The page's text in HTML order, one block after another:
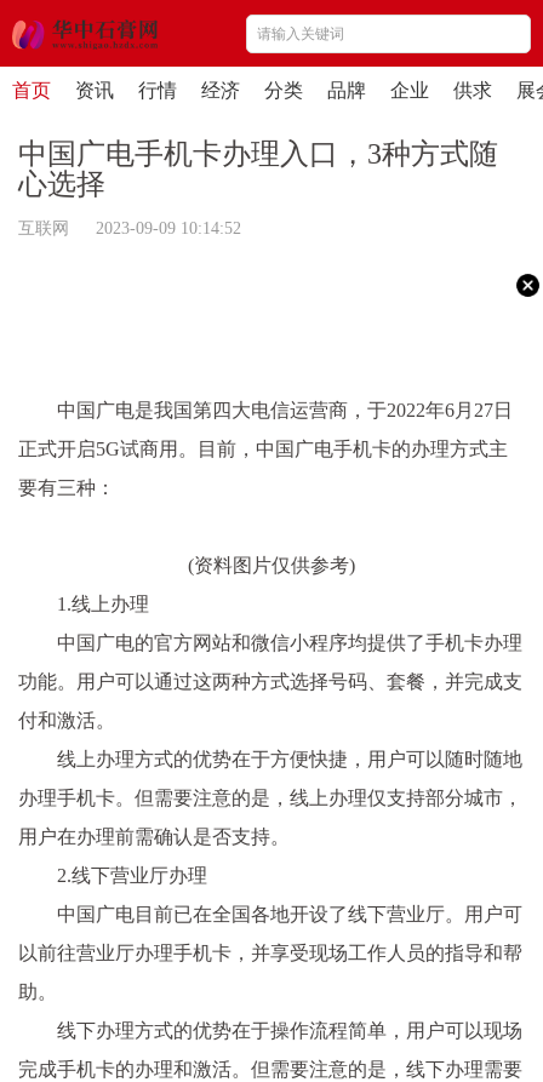
首页 资讯 行情 经济 分类 品牌 企业 供求 展
中国广电手机卡办理入口，3种方式随
心选择
互联网 2023-09-09 10:14:52
中国广电是我国第四大电信运营商，于2022年6月27日
正式开启5G试商用。目前，中国广电手机卡的办理方式主
要有三种：
(资料图片仅供参考)
1.线上办理
中国广电的官方网站和微信小程序均提供了手机卡办理
功能。用户可以通过这两种方式选择号码、套餐，并完成支
付和激活。
线上办理方式的优势在于方便快捷，用户可以随时随地
办理手机卡。但需要注意的是，线上办理仅支持部分城市，
用户在办理前需确认是否支持。
2.线下营业厅办理
中国广电目前已在全国各地开设了线下营业厅。用户可
以前往营业厅办理手机卡，并享受现场工作人员的指导和帮
助。
线下办理方式的优势在于操作流程简单，用户可以现场
完成手机卡的办理和激活。但需要注意的是，线下办理需要